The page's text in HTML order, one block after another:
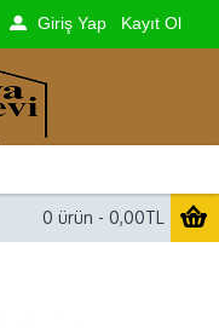
Giriş Yap Kayıt Ol
0 ürün - 0,00TL